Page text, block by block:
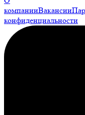
компанииВакансии
конфиденциальности